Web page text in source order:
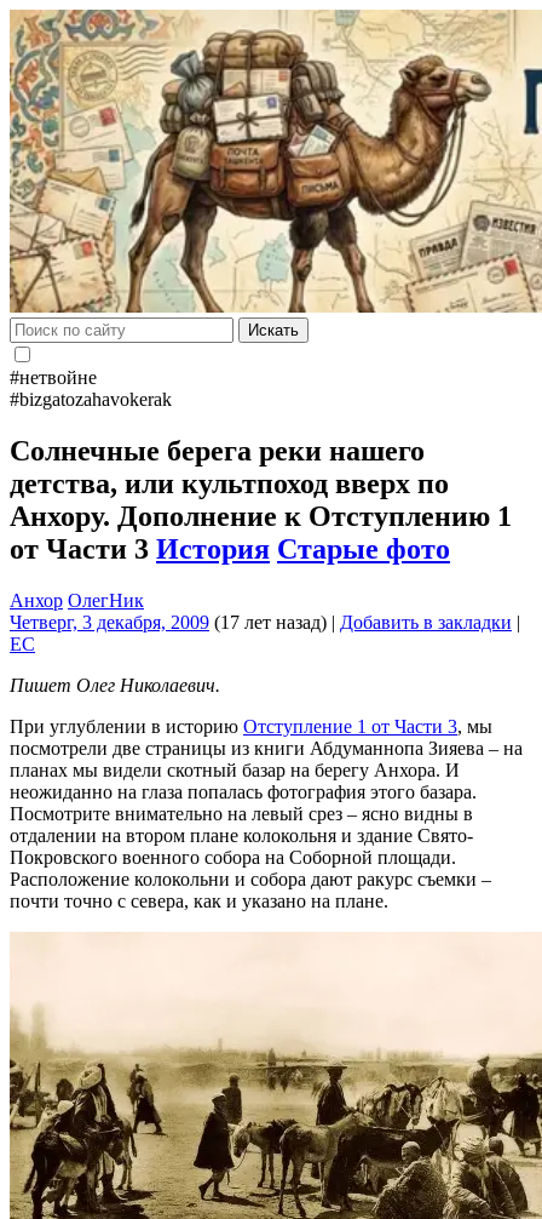
Искать
#нетвойне
#bizgatozahavokerak
Солнечные берега реки нашего
детства, или культпоход вверх по
Анхору. Дополнение к Отступлению 1
от Части 3 История Старые фото
Анхор ОлегНик
Четверг, 3 декабря, 2009 (17 лет назад) | Добавить в закладки |
EC
Пишет Олег Николаевич.
При углублении в историю Отступление 1 от Части 3, мы
посмотрели две страницы из книги Абдуманнопа Зияева – на
планах мы видели скотный базар на берегу Анхора. И
неожиданно на глаза попалась фотография этого базара.
Посмотрите внимательно на левый срез – ясно видны в
отдалении на втором плане колокольня и здание Свято-
Покровского военного собора на Соборной площади.
Расположение колокольни и собора дают ракурс съемки –
почти точно с севера, как и указано на плане.